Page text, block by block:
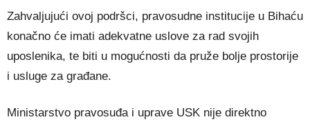
Zahvaljujući ovoj podršci, pravosudne institucije u Bihaću
konačno će imati adekvatne uslove za rad svojih
uposlenika, te biti u mogućnosti da pruže bolje prostorije
i usluge za građane.
Ministarstvo pravosuđa i uprave USK nije direktno